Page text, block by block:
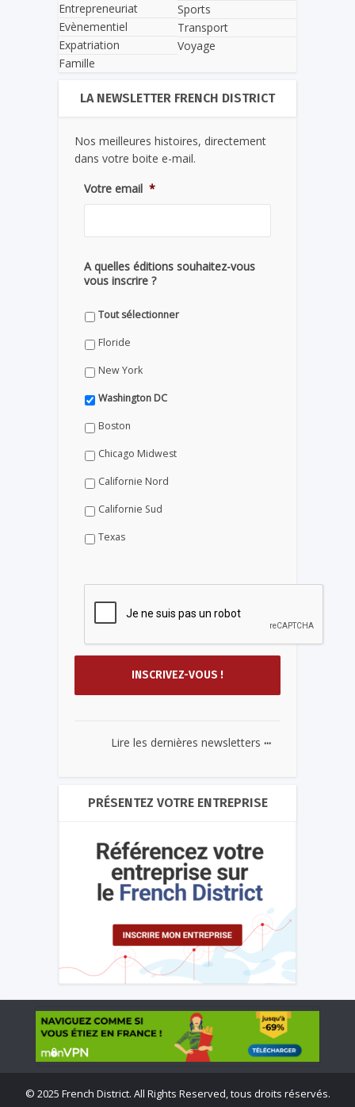
Entrepreneuriat
Evènementiel
Expatriation
Famille
Sports
Transport
Voyage
LA NEWSLETTER FRENCH DISTRICT
Nos meilleures histoires, directement
dans votre boite e-mail.
Votre email *
A quelles éditions souhaitez-vous
vous inscrire ?
Tout sélectionner
Floride
New York
Washington DC
Boston
Chicago Midwest
Californie Nord
Californie Sud
Texas
Lire les dernières newsletters ...
PRÉSENTEZ VOTRE ENTREPRISE
© 2025 French District. All Rights Reserved, tous droits réservés.